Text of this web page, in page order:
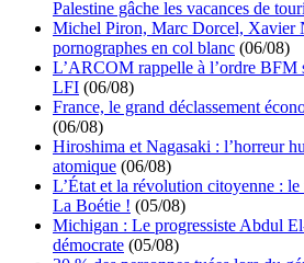
Palestine gâche les vacances de
Michel Piron, Marc Dorcel, Xavier
pornographes en col blanc (06/08)
L’ARCOM rappelle à l’ordre BFM
LFI (06/08)
France, le grand déclassement
(06/08)
Hiroshima et Nagasaki : l’horreur
atomique (06/08)
L’État et la révolution citoyenne :
La Boétie ! (05/08)
Michigan : Le progressiste Abdul
démocrate (05/08)